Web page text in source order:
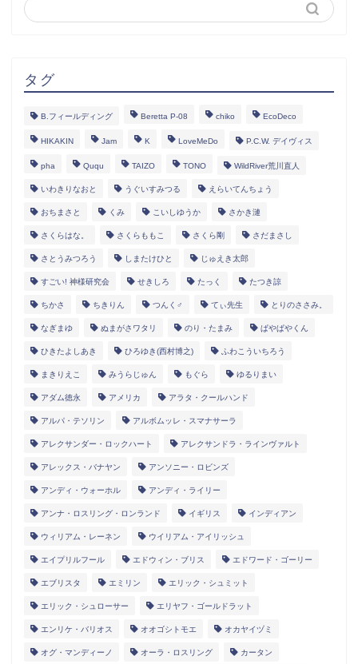
タグ
B.フィールディング Beretta P-08 chiko EcoDeco
HIKAKIN Jam K LoveMeDo P.C.W. デイヴィス
pha Ququ TAIZO TONO WildRiver荒川直人
いわきりなおと うぐいすみつる えらいてんちょう
おちまさと くみ こいしゆうか さかき漣
さくらはな。 さくらももこ さくら剛 さだまさし
さとうみつろう しまたけひと じゅえき太郎
すごい! 神様研究会 せきしろ たっく たつき諒
ちかさ ちきりん つんく♂ てぃ先生 とりのささみ。
なぎまゆ ぬまがさワタリ のり・たまみ ぱやぱやくん
ひきたよしあき ひろゆき(西村博之) ふわこういちろう
まきりえこ みうらじゅん もぐら ゆるりまい
アダム徳永 アメリカ アラタ・クールハンド
アルパ・テソリン アルボムッレ・スマナサーラ
アレクサンダー・ロックハート アレクサンドラ・ラインヴァルト
アレックス・バナヤン アンソニー・ロビンズ
アンディ・ウォーホル アンディ・ライリー
アンナ・ロスリング・ロンランド イギリス インディアン
ウィリアム・レーネン ウイリアム・アイリッシュ
エイプリルフール エドウィン・ブリス エドワード・ゴーリー
エブリスタ エミリン エリック・シュミット
エリック・シュローサー エリヤフ・ゴールドラット
エンリケ・バリオス オオゴシトモエ オカヤイヅミ
オグ・マンディーノ オーラ・ロスリング カータン